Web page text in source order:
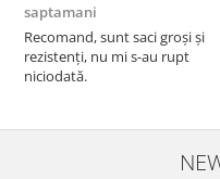
saptamani
Recomand, sunt saci groși și
rezistenți, nu mi s-au rupt
niciodată.